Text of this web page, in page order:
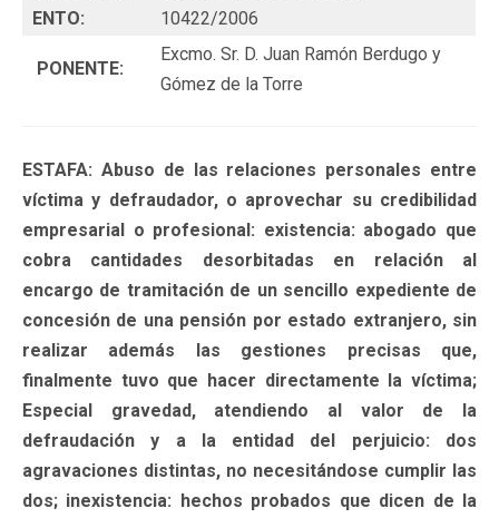
ENTO:
10422/2006
PONENTE:
Excmo. Sr. D. Juan Ramón Berdugo y
Gómez de la Torre
ESTAFA: Abuso de las relaciones personales entre
víctima y defraudador, o aprovechar su credibilidad
empresarial o profesional: existencia: abogado que
cobra cantidades desorbitadas en relación al
encargo de tramitación de un sencillo expediente de
concesión de una pensión por estado extranjero, sin
realizar además las gestiones precisas que,
finalmente tuvo que hacer directamente la víctima;
Especial gravedad, atendiendo al valor de la
defraudación y a la entidad del perjuicio: dos
agravaciones distintas, no necesitándose cumplir las
dos; inexistencia: hechos probados que dicen de la